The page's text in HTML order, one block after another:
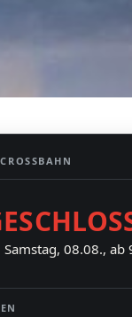
Samstag, 08.08., ab